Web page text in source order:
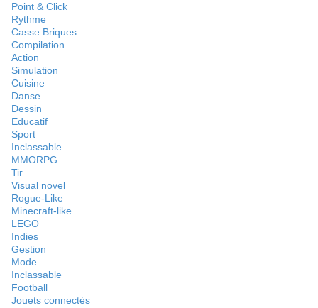
Point & Click
Rythme
Casse Briques
Compilation
Action
Simulation
Cuisine
Danse
Dessin
Educatif
Sport
Inclassable
MMORPG
Tir
Visual novel
Rogue-Like
Minecraft-like
LEGO
Indies
Gestion
Mode
Inclassable
Football
Jouets connectés